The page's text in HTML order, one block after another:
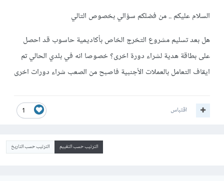
السلام عليكم .. من فضلكم سؤالي بخصوص التالي
هل بعد تسليم مشروع التخرج الخاص بأكاديمية حاسوب قد احصل
على بطاقة هدية لشراء دورة اخرى؟ خصوصا انه في بلدي الحالي تم
ايقاف التعامل بالعملات الأجنبية فاصبح من الصعب شراء دورات اخرى
1 اقتباس
الترتيب حسب التقييم الترتيب حسب التاريخ